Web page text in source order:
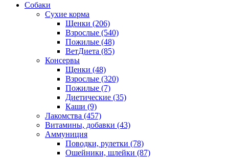
Собаки
Сухие корма
Щенки (206)
Взрослые (540)
Пожилые (48)
ВетДиета (85)
Консервы
Щенки (48)
Взрослые (320)
Пожилые (7)
Диетические (35)
Каши (9)
Лакомства (457)
Витамины, добавки (43)
Аммуниция
Поводки, рулетки (78)
Ошейники, шлейки (87)